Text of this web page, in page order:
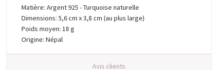
Matière: Argent 925 - Turquoise naturelle
Dimensions: 5,6 cm x 3,8 cm (au plus large)
Poids moyen: 18 g
Origine: Népal
Avis clients